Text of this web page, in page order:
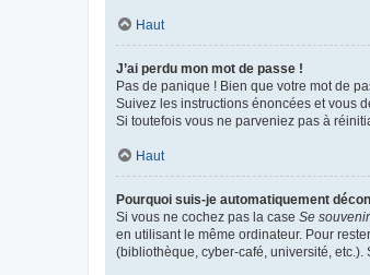
Haut
J’ai perdu mon mot de passe !
Pas de panique ! Bien que votre mot de
Suivez les instructions énoncées et vous
Si toutefois vous ne parveniez pas à
Haut
Pourquoi suis-je automatiquement
Si vous ne cochez pas la case Se
en utilisant le même ordinateur. Pour
(bibliothèque, cyber-café, université, etc.).